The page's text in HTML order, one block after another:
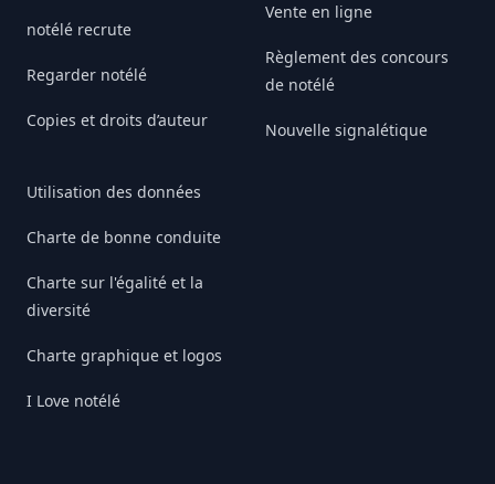
notélé recrute
Regarder notélé
Copies et droits d’auteur
Utilisation des données
Charte de bonne conduite
Charte sur l'égalité et la
diversité
Charte graphique et logos
I Love notélé
Vente en ligne
Règlement des concours
de notélé
Nouvelle signalétique